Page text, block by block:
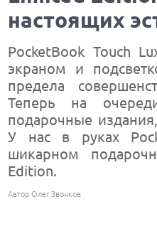
настоящих
PocketBook Touch
экраном и
предела
Теперь на
подарочные
У нас в руках
шикарном
Edition.
Автор Олег Звонков